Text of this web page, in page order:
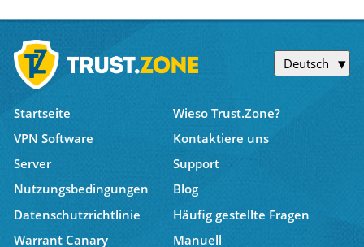
Deutsch
Startseite
Wieso Trust.Zone?
VPN Software
Kontaktiere uns
Server
Support
Nutzungsbedingungen
Blog
Datenschutzrichtlinie
Häufig gestellte Fragen
Warrant Canary
Manuell